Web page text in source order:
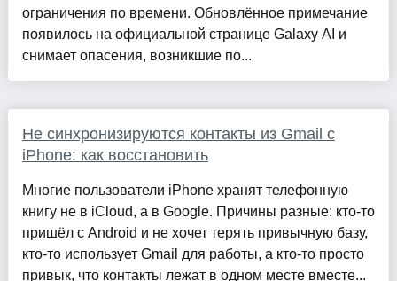
ограничения по времени. Обновлённое примечание
появилось на официальной странице Galaxy AI и
снимает опасения, возникшие по...
Не синхронизируются контакты из Gmail с
iPhone: как восстановить
Многие пользователи iPhone хранят телефонную
книгу не в iCloud, а в Google. Причины разные: кто-то
пришёл с Android и не хочет терять привычную базу,
кто-то использует Gmail для работы, а кто-то просто
привык, что контакты лежат в одном месте вместе...